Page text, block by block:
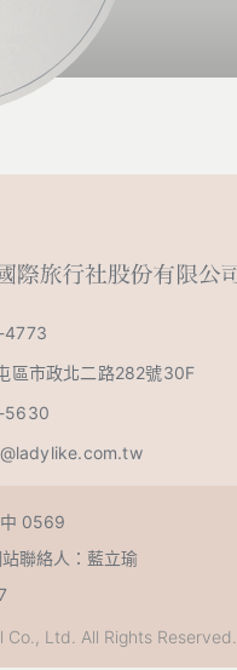
區市政北二路282號30F
0569
聯絡人：藍立瑜
Ltd. All Rights Reserved.